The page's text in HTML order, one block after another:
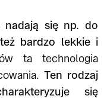
nadają się np. do
bardzo lekkie i
ta technologia
Ten rodzaj
się